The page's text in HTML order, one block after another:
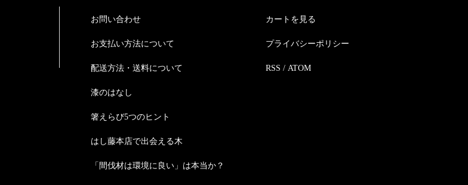
お問い合わせ
お支払い方法について
配送方法・送料について
漆のはなし
箸えらび5つのヒント
はし藤本店で出会える木
「間伐材は環境に良い」は本当か？
カートを見る
プライバシーポリシー
RSS / ATOM